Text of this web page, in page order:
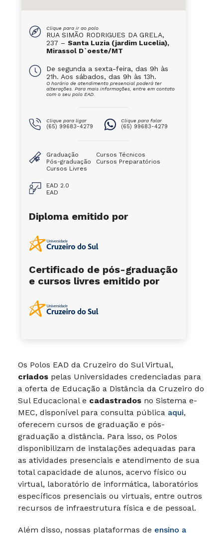
Os Polos EAD da Cruzeiro do Sul Virtual,
criados pelas Universidades credenciadas para
a oferta de Educação a Distância da Cruzeiro do
Sul Educacional e cadastrados no Sistema e-
MEC, disponível para consulta pública aqui,
oferecem cursos de graduação e pós-
graduação a distância. Para isso, os Polos
disponibilizam de instalações adequadas para
as atividades presenciais e atendimento de sua
total capacidade de alunos, acervo físico ou
virtual, laboratório de informática, laboratórios
específicos presenciais ou virtuais, entre outros
recursos de infraestrutura física e de pessoal.
Além disso, nossas plataformas de ensino a
Clique para ir ao polo
RUA SIMÃO RODRIGUES DA GRELA,
237 – Santa Luzia (jardim Lucelia),
Mirassol D`oeste/MT
De segunda a sexta-feira, das 9h às
21h. Aos sábados, das 9h às 13h.
O horário de atendimento presencial poderá ter
alterações. Para mais informações, entre em contato
com o seu polo EAD.
Clique para ligar
(65) 99683-4279
Clique para falar
(65) 99683-4279
Graduação
Pós-graduação
Cursos Livres
Cursos Técnicos
Cursos Preparatórios
EAD 2.0
EAD
Diploma emitido por
Certificado de pós-graduação
e cursos livres emitido por